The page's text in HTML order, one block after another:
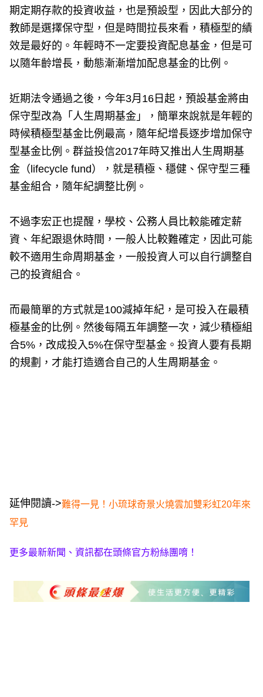
期定期存款的投資收益，也是預設型，因此大部分的
教師是選擇保守型，但是時間拉長來看，積極型的績
效是最好的。年輕時不一定要投資配息基金，但是可
以隨年齡增長，動態漸漸增加配息基金的比例。
近期法令通過之後，今年3月16日起，預設基金將由
保守型改為「人生周期基金」，簡單來說就是年輕的
時候積極型基金比例最高，隨年紀增長逐步增加保守
型基金比例。群益投信2017年時又推出人生周期基
金（lifecycle fund），就是積極、穩健、保守型三種
基金組合，隨年紀調整比例。
不過李宏正也提醒，學校、公務人員比較能確定薪
資、年紀跟退休時間，一般人比較難確定，因此可能
較不適用生命周期基金，一般投資人可以自行調整自
己的投資組合。
而最簡單的方式就是100減掉年紀，是可投入在最積
極基金的比例。然後每隔五年調整一次，減少積極組
合5%，改成投入5%在保守型基金。投資人要有長期
的規劃，才能打造適合自己的人生周期基金。
延伸閱讀->難得一見！小琉球奇景火燒雲加雙彩虹20年來
罕見
更多最新新聞、資訊都在頭條官方粉絲團唷！